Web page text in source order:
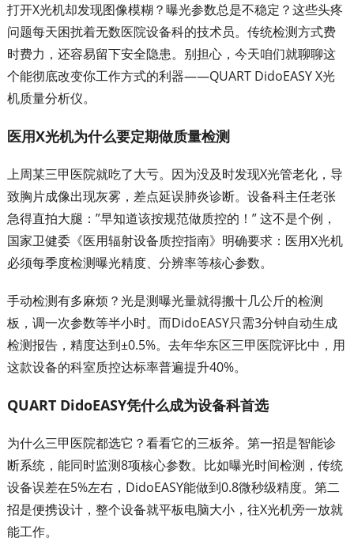
打开X光机却发现图像模糊？曝光参数总是不稳定？这些头疼
问题每天困扰着无数医院设备科的技术员。传统检测方式费
时费力，还容易留下安全隐患。别担心，今天咱们就聊聊这
个能彻底改变你工作方式的利器——QUART DidoEASY X光
机质量分析仪。
医用X光机为什么要定期做质量检测
上周某三甲医院就吃了大亏。因为没及时发现X光管老化，导
致胸片成像出现灰雾，差点延误肺炎诊断。设备科主任老张
急得直拍大腿：”早知道该按规范做质控的！” 这不是个例，
国家卫健委《医用辐射设备质控指南》明确要求：医用X光机
必须每季度检测曝光精度、分辨率等核心参数。
手动检测有多麻烦？光是测曝光量就得搬十几公斤的检测
板，调一次参数等半小时。而DidoEASY只需3分钟自动生成
检测报告，精度达到±0.5%。去年华东区三甲医院评比中，用
这款设备的科室质控达标率普遍提升40%。
QUART DidoEASY凭什么成为设备科首选
为什么三甲医院都选它？看看它的三板斧。第一招是智能诊
断系统，能同时监测8项核心参数。比如曝光时间检测，传统
设备误差在5%左右，DidoEASY能做到0.8微秒级精度。第二
招是便携设计，整个设备就平板电脑大小，往X光机旁一放就
能工作。